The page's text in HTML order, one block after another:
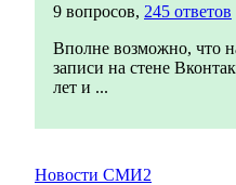
9 вопросов, 245 ответов
Вполне возможно, что
записи на стене
лет и ...
Новости СМИ2